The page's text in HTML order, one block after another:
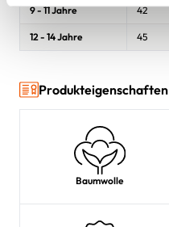
9 - 11 Jahre 42
12 - 14 Jahre 45
Produkteigenschaften
Baumwolle